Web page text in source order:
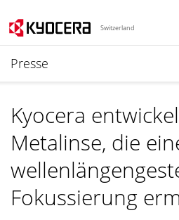
Switzerland
Presse
Kyocera
Metalinse, die
Fokussierung